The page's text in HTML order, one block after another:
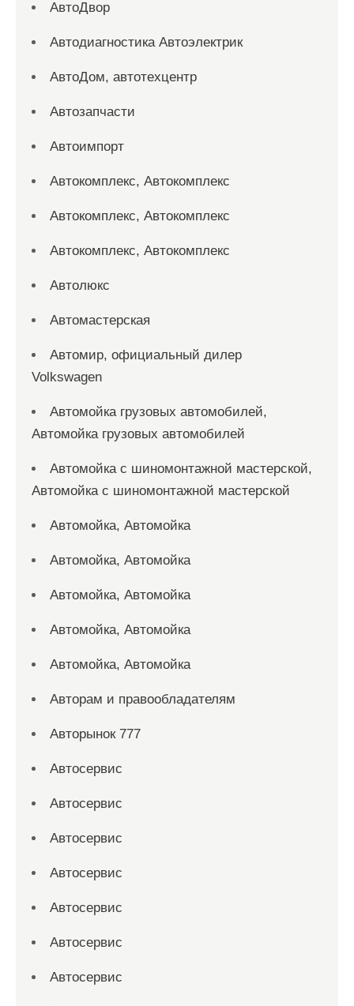
АвтоДвор
Автодиагностика Автоэлектрик
АвтоДом, автотехцентр
Автозапчасти
Автоимпорт
Автокомплекс, Автокомплекс
Автокомплекс, Автокомплекс
Автокомплекс, Автокомплекс
Автолюкс
Автомастерская
Автомир, официальный дилер
Volkswagen
Автомойка грузовых автомобилей,
Автомойка грузовых автомобилей
Автомойка с шиномонтажной мастерской,
Автомойка с шиномонтажной мастерской
Автомойка, Автомойка
Автомойка, Автомойка
Автомойка, Автомойка
Автомойка, Автомойка
Автомойка, Автомойка
Авторам и правообладателям
Авторынок 777
Автосервис
Автосервис
Автосервис
Автосервис
Автосервис
Автосервис
Автосервис